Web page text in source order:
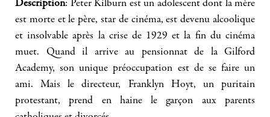
Description: Peter Kilburn est un adolescent dont la mère
est morte et le père, star de cinéma, est devenu alcoolique
et insolvable après la crise de 1929 et la fin du cinéma
muet. Quand il arrive au pensionnat de la Gilford
Academy, son unique préoccupation est de se faire un
ami. Mais le directeur, Franklyn Hoyt, un puritain
protestant, prend en haine le garçon aux parents